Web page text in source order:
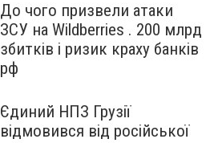
До чого призвели атаки
ЗСУ на Wildberries . 200 млрд
збитків і ризик краху банків
рф
Єдиний НПЗ Грузії
відмовився від російської